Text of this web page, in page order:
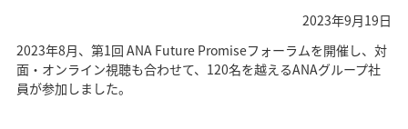
2023年9月19日
2023年8月、第1回 ANA Future Promiseフォーラムを開催し、対
面・オンライン視聴も合わせて、120名を越えるANAグループ社
員が参加しました。